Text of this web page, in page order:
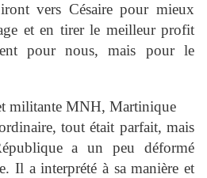
vers Césaire pour mieux
et en tirer le meilleur profit
pour nous, mais pour le
militante MNH, Martinique
tout était parfait, mais
a un peu déformé
Il a interprété à sa manière et